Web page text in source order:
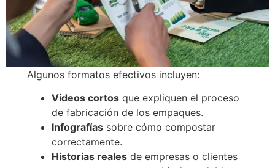
Algunos formatos efectivos incluyen:
Videos cortos que expliquen el proceso
de fabricación de los empaques.
Infografías sobre cómo compostar
correctamente.
Historias reales de empresas o clientes